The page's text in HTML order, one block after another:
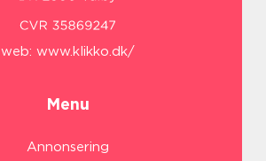
web: www.klikko.dk/
Menu
Annonsering